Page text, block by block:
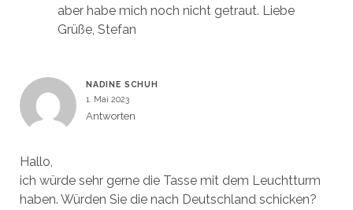
aber habe mich noch nicht getraut. Liebe
Grüße, Stefan
NADINE SCHUH
1. Mai 2023
Antworten
Hallo,
ich würde sehr gerne die Tasse mit dem Leuchtturm
haben. Würden Sie die nach Deutschland schicken?